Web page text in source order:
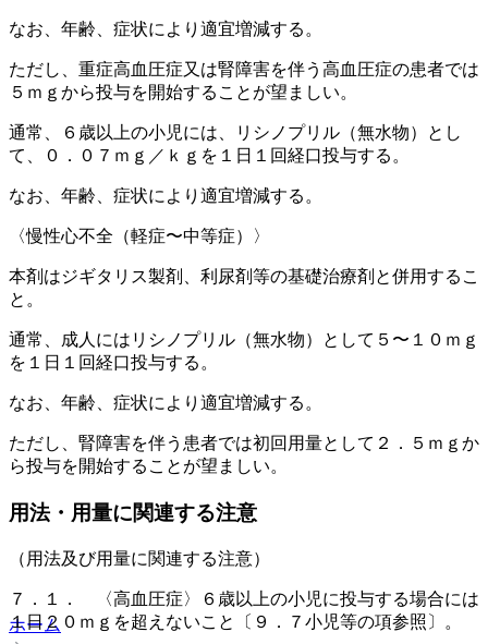
なお、年齢、症状により適宜増減する。
ただし、重症高血圧症又は腎障害を伴う高血圧症の患者では
５ｍｇから投与を開始することが望ましい。
通常、６歳以上の小児には、リシノプリル（無水物）とし
て、０．０７ｍｇ／ｋｇを１日１回経口投与する。
なお、年齢、症状により適宜増減する。
〈慢性心不全（軽症〜中等症）〉
本剤はジギタリス製剤、利尿剤等の基礎治療剤と併用するこ
と。
通常、成人にはリシノプリル（無水物）として５〜１０ｍｇ
を１日１回経口投与する。
なお、年齢、症状により適宜増減する。
ただし、腎障害を伴う患者では初回用量として２．５ｍｇか
ら投与を開始することが望ましい。
用法・用量に関連する注意
（用法及び用量に関連する注意）
７．１． 〈高血圧症〉６歳以上の小児に投与する場合には
１日２０ｍｇを超えないこと〔９．７小児等の項参照〕。
ホーム